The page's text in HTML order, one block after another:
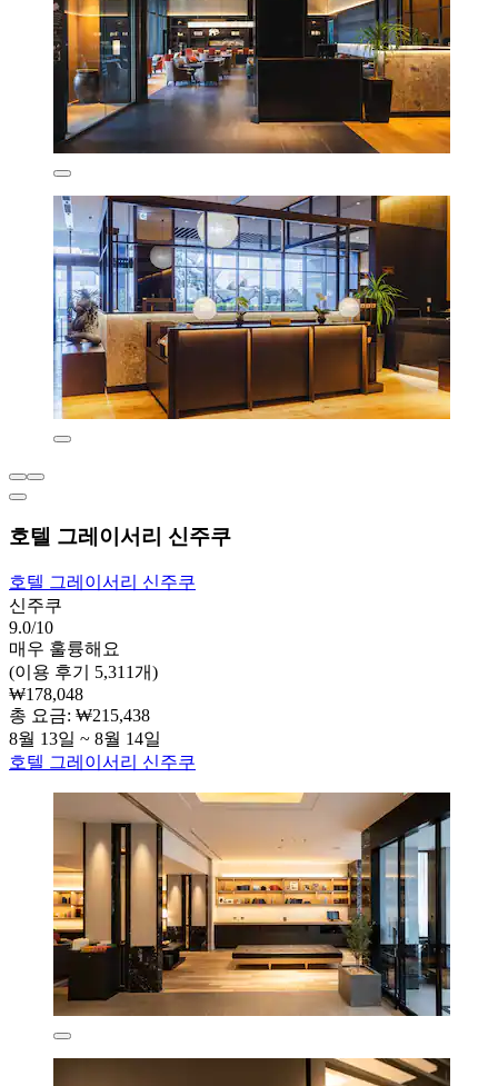
호텔 그레이서리 신주쿠
호텔 그레이서리 신주쿠
신주쿠
9.0/10
매우 훌륭해요
(이용 후기 5,311개)
₩178,048
총 요금: ₩215,438
8월 13일 ~ 8월 14일
호텔 그레이서리 신주쿠